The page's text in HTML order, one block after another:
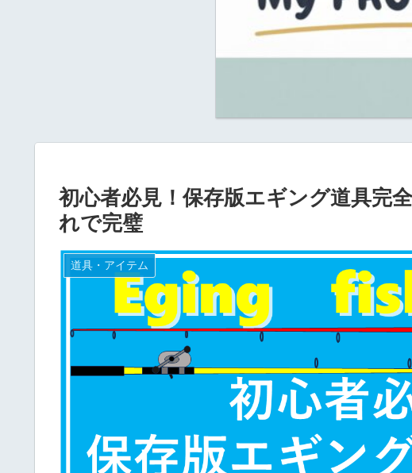
初心者必見！保存版エギング道具完
れで完璧
道具・アイテム